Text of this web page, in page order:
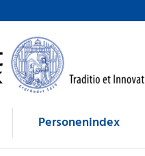
Personenindex